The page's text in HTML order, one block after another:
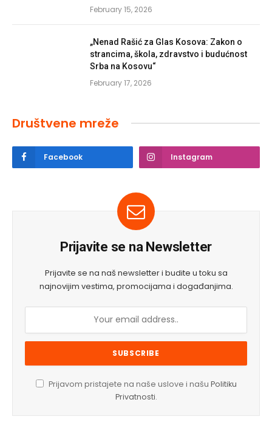
February 15, 2026
„Nenad Rašić za Glas Kosova: Zakon o
strancima, škola, zdravstvo i budućnost
Srba na Kosovu“
February 17, 2026
Društvene mreže
Facebook Instagram
Prijavite se na Newsletter
Prijavite se na naš newsletter i budite u toku sa
najnovijim vestima, promocijama i događanjima.
Prijavom pristajete na naše uslove i našu Politiku
Privatnosti.